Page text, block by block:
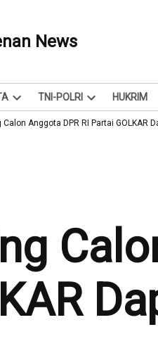
News
dan Info
Open
dropdown
TNI-POLRI
Open
dropdown
HUKRIM
Calon Anggota DPR RI Partai GOLKAR